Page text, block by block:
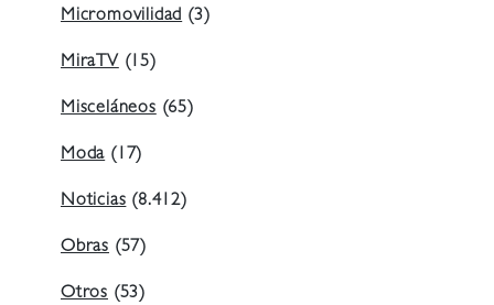
Micromovilidad(3)
MiraTV(15)
Misceláneos(65)
Moda(17)
Noticias(8.412)
Obras (57)
Otros (53)